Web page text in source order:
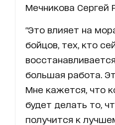
Мечникова Сергей
"Это влияет на
бойцов, тех, кто
большая работа.
Мне кажется, что
будет делать то,
получится к